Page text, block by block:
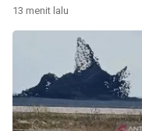
13 menit lalu